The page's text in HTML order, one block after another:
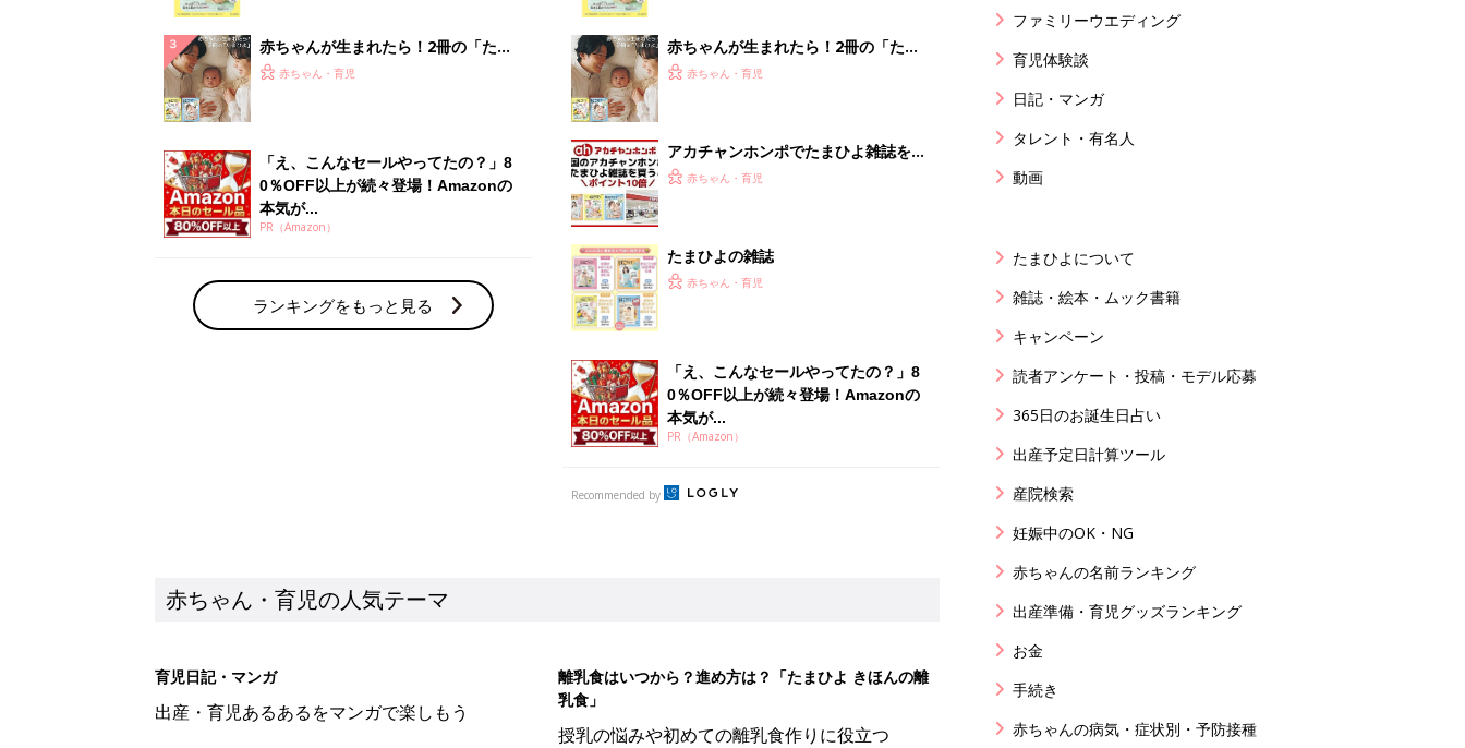
解決テク
赤ちゃんが生まれたら！2冊の「たま
ひよ」
赤ちゃん・育児
「え、こんなセールやってたの？」8
0％OFF以上が続々登場！Amazonの
本気が...
PR（Amazon）
ランキングをもっと見る
解決テク
赤ちゃんが生まれたら！2冊の「たま
ひよ」
赤ちゃん・育児
アカチャンホンポでたまひよ雑誌を買
うとポイント10倍【期間限定】
赤ちゃん・育児
たまひよの雑誌
赤ちゃん・育児
「え、こんなセールやってたの？」8
0％OFF以上が続々登場！Amazonの
本気が...
PR（Amazon）
Recommended by
赤ちゃん・育児の人気テーマ
育児日記・マンガ
出産・育児あるあるをマンガで楽しもう
離乳食はいつから？進め方は？「たまひよ きほんの離
乳食」
授乳の悩みや初めての離乳食作りに役立つ
ファミリーウエディング
育児体験談
日記・マンガ
タレント・有名人
動画
たまひよについて
雑誌・絵本・ムック書籍
キャンペーン
読者アンケート・投稿・モデル応募
365日のお誕生日占い
出産予定日計算ツール
産院検索
妊娠中のOK・NG
赤ちゃんの名前ランキング
出産準備・育児グッズランキング
お金
手続き
赤ちゃんの病気・症状別・予防接種